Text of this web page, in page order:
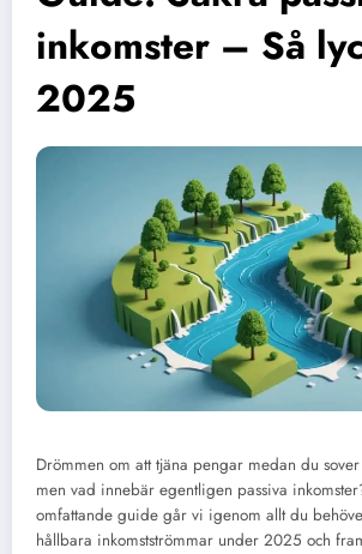
inkomster – Så
2025
Drömmen om att tjäna pengar medan du
men vad innebär egentligen passiva
omfattande guide går vi igenom allt du
hållbara inkomstströmmar under 2025 och